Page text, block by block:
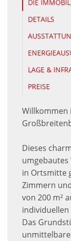
DIE
DETAILS
LAGE &
PREISE
Willkommen
Dieses
umgebautes
in Ortsmitte
Zimmern
von 200 m²
Das